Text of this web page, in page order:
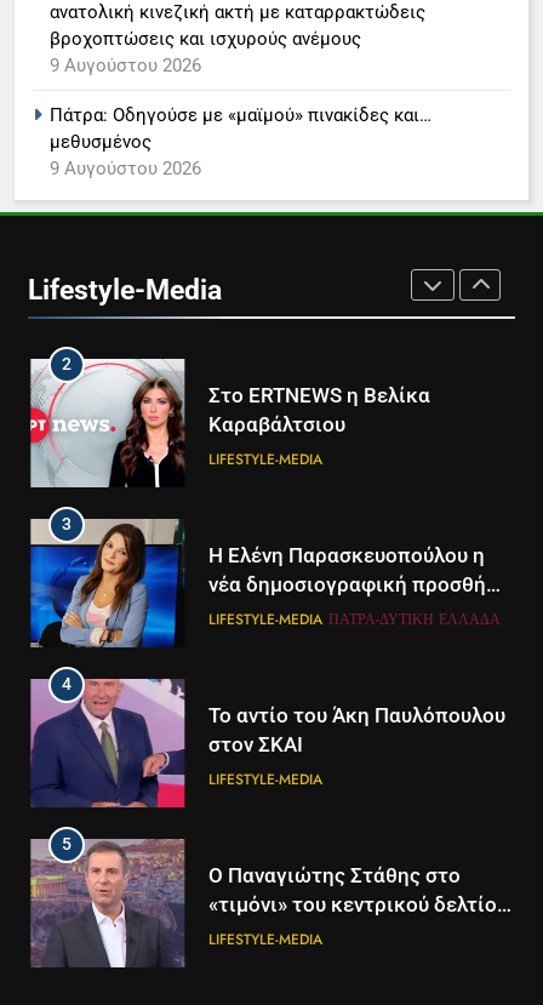
ανατολική κινεζική ακτή με καταρρακτώδεις
βροχοπτώσεις και ισχυρούς ανέμους
9 Αυγούστου 2026
Πάτρα: Οδηγούσε με «μαϊμού» πινακίδες και…
μεθυσμένος
9 Αυγούστου 2026
Lifestyle-Media
8
Times μαζί σε μια νέα
1
LIFESTYLE-MEDIA
2
Στο ERTNEWS η Βελίκα
Καραβάλτσιου
LIFESTYLE-MEDIA
3
Η Ελένη Παρασκευοπούλου η
νέα δημοσιογραφική προσθήκη
του ΣΚΑΪ στην Πάτρα
LIFESTYLE-MEDIA ΠΆΤΡΑ-ΔΥΤΙΚΉ ΕΛΛΆΔΑ
4
Το αντίο του Άκη Παυλόπουλου
στον ΣΚΑΙ
LIFESTYLE-MEDIA
5
Ο Παναγιώτης Στάθης στο
«τιμόνι» του κεντρικού δελτίου
ειδήσεων της ΕΡΤ
LIFESTYLE-MEDIA
5
Διάστημα: Εντοπίστηκαν για
πρώτη φορά ενδείξεις για τον
άνεμο που εκπέμπει η μαύρη
ΔΙΕΘΝΉ ΕΠΙΣΤΉΜΗ